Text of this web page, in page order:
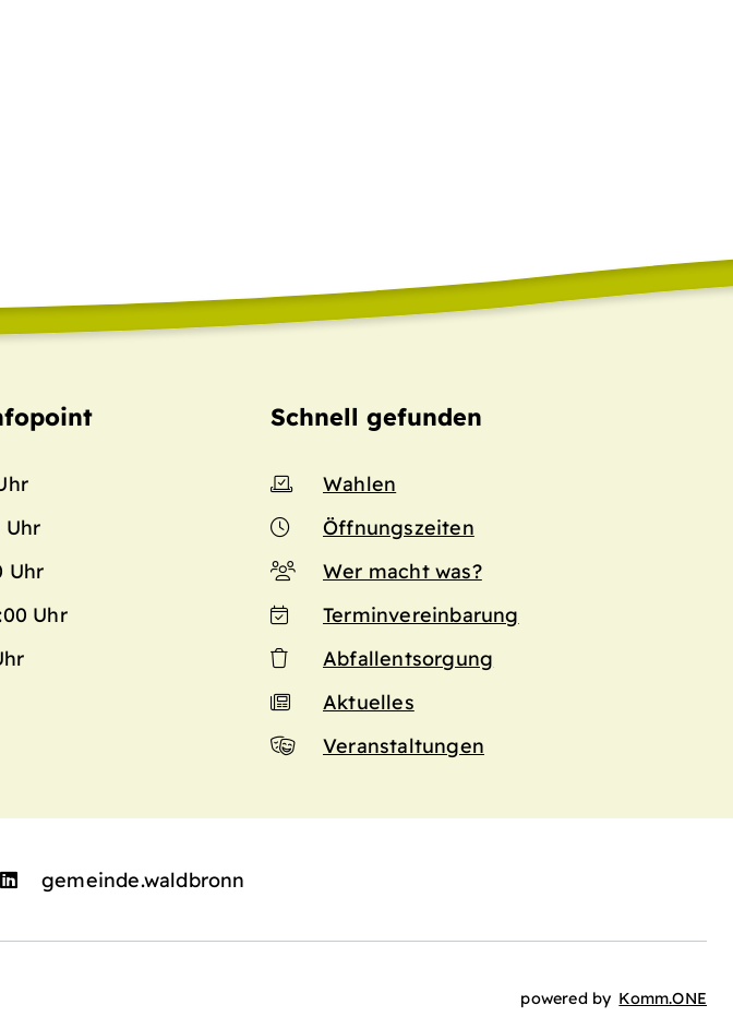
Uhr
Uhr
Uhr
Schnell gefunden
Wahlen
Öffnungszeiten
Wer macht was?
Terminvereinbarung
Abfallentsorgung
Aktuelles
Veranstaltungen
gemeinde.waldbronn
powered by Komm.ONE